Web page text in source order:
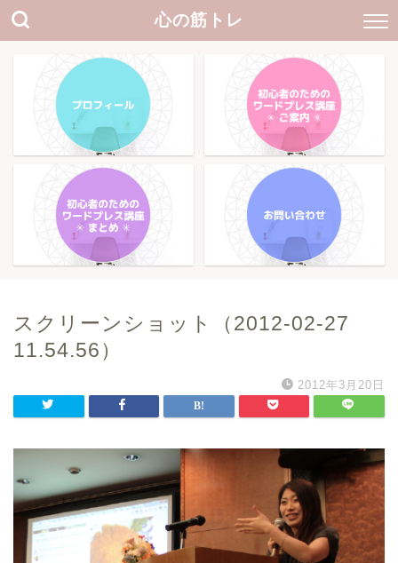
心の筋トレ
スクリーンショット（2012-02-27
11.54.56）
2012年3月20日